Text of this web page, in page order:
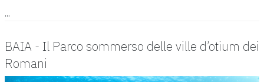
...
BAIA - Il Parco sommerso delle ville d’otium dei
Romani